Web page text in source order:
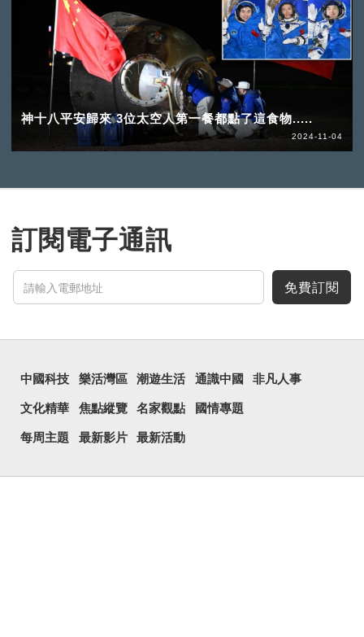
神十八平安歸來 3位太空人第一餐都點了這食物.....
2024-11-04
訂閱電子通訊
免費訂閱
中國科技 樂活灣區 潮遊生活 通識中國 非凡人事
文化精華 焦點縱覽 名家觀點 國情專題
每周主題 最新影片 最新活動